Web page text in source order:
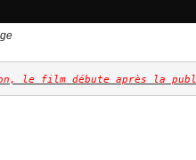
le film débute après la